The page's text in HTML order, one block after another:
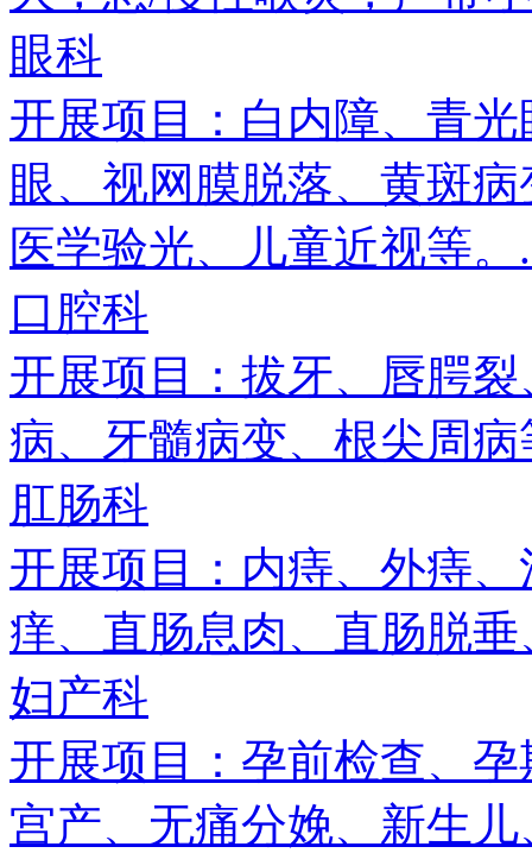
眼科
开展项目：白内障、青
眼、视网膜脱落、黄斑
医学验光、儿童近视等。
口腔科
开展项目：拔牙、唇腭
病、牙髓病变、根尖周病
肛肠科
开展项目：内痔、外痔
痒、直肠息肉、直肠脱
妇产科
开展项目：孕前检查、
宫产、无痛分娩、新生